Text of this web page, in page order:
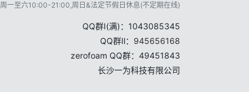
周一至六10:00-21:00,周日&法定节假日休息(不定期在线)
QQ群Ⅰ(满)：1043085345
QQ群Ⅱ： 945656168
zerofoam QQ群：49451843
长沙一为科技有限公司